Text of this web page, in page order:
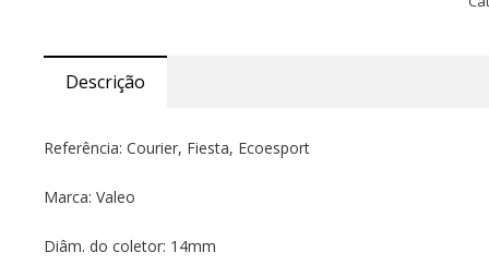
Descrição
Referência: Courier, Fiesta, Ecoesport
Marca: Valeo
Diâm. do coletor: 14mm